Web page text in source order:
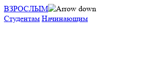
ВЗРОСЛЫМ
Студентам Начинающим